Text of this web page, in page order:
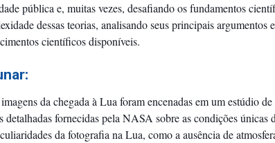
pública e, muitas vezes, desafiando os fundamentos
dessas teorias, analisando seus principais argumentos
científicos disponíveis.
da chegada à Lua foram encenadas em um estúdio
detalhadas fornecidas pela NASA sobre as condições únicas
da fotografia na Lua, como a ausência de